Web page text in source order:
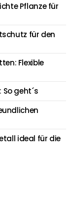
Pflanze für
für den
Flexible
geht´s
ideal für die